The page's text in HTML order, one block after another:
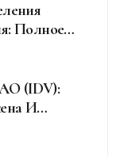
Полное
(IDV):
И